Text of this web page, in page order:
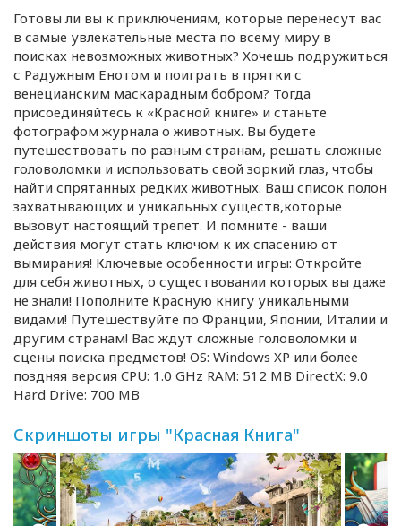
Готовы ли вы к приключениям, которые перенесут вас
в самые увлекательные места по всему миру в
поисках невозможных животных? Хочешь подружиться
с Радужным Енотом и поиграть в прятки с
венецианским маскарадным бобром? Тогда
присоединяйтесь к «Красной книге» и станьте
фотографом журнала о животных. Вы будете
путешествовать по разным странам, решать сложные
головоломки и использовать свой зоркий глаз, чтобы
найти спрятанных редких животных. Ваш список полон
захватывающих и уникальных существ,которые
вызовут настоящий трепет. И помните - ваши
действия могут стать ключом к их спасению от
вымирания! Ключевые особенности игры: Откройте
для себя животных, о существовании которых вы даже
не знали! Пополните Красную книгу уникальными
видами! Путешествуйте по Франции, Японии, Италии и
другим странам! Вас ждут сложные головоломки и
сцены поиска предметов! OS: Windows XP или более
поздняя версия CPU: 1.0 GHz RAM: 512 MB DirectX: 9.0
Hard Drive: 700 MB
Скриншоты игры "Красная Книга"